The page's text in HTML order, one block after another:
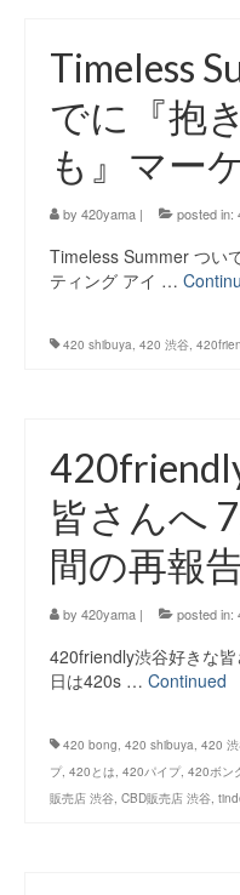
Timeless
でに『抱
も』マー
by 420yama | posted in:
Timeless Summer つい
ティング アイ …
420 shibuya 420 渋谷
皆さんへ
間の再報
by 420yama | posted in:
420friendly渋谷好きな
日は420s … Continued
420 bong 420 shibuya 420
プ, 420とは 420パイプ, 420ボン
販売店 渋谷 CBD販売店 渋谷